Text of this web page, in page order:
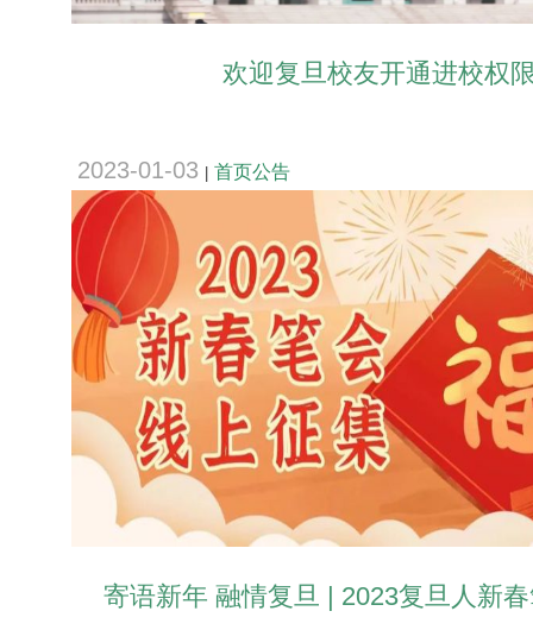
欢迎复旦校友开通进校权
2023-01-03 首页公告
寄语新年 融情复旦 | 2023复旦人新